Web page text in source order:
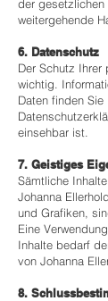
der gesetzlichen
weitergehende
6. Datenschutz
Der Schutz Ihrer
wichtig.
Daten finden Sie
einsehbar ist.
7. Geistiges
Sämtliche
Johanna
und Grafiken,
Eine
Inhalte bedarf
von Johanna
8.